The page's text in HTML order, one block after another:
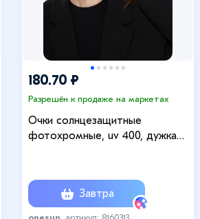
180.70 ₽
Разрешён к продаже на маркетах
Очки солнцезащитные
фотохромные, uv 400, дужка
Завтра